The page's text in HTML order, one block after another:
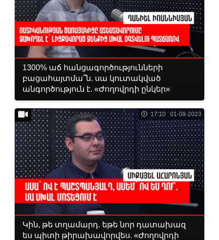
1300% աճ հանցագործությունների
բացահայտմա՞ն. սա կուտակված
անգործություն է. «Ժողովրդի ընկեր»
17:10 01-09-2023
Կին, թե տղամարդ. եթե նոր դատախազ
ես պիտի թիրախավորվես. «Ժողովրդի